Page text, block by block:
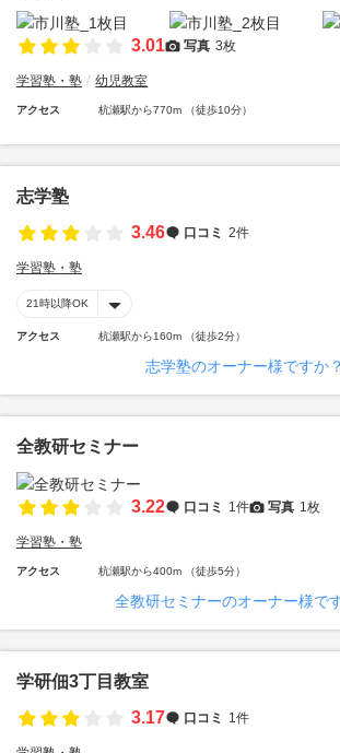
3.01 写真 3枚
学習塾・塾 幼児教室
アクセス 杭瀬駅から770m （徒歩10分）
志学塾
3.46
口コミ 2件
学習塾・塾
21時以降OK
アクセス 杭瀬駅から160m （徒歩2分）
志学塾のオーナー様ですか？
全教研セミナー
3.22 口コミ 1件 写真 1枚
学習塾・塾
アクセス 杭瀬駅から400m （徒歩5分）
全教研セミナーのオーナー様で
学研佃3丁目教室
3.17
口コミ 1件